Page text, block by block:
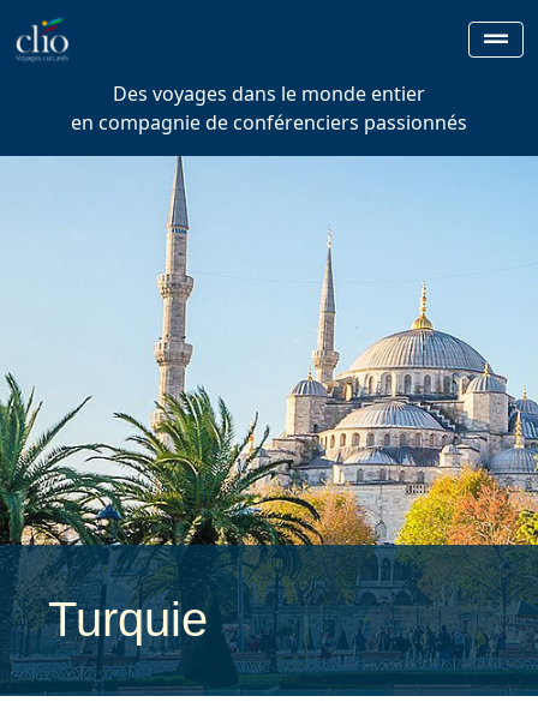
Des voyages dans le monde entier
en compagnie de conférenciers passionnés
Turquie